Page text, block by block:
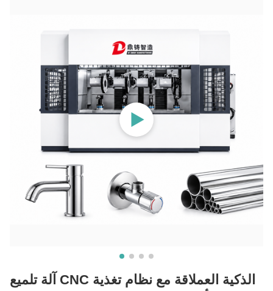
آلة تلميع CNC الذكية العملاقة مع نظام تغذية